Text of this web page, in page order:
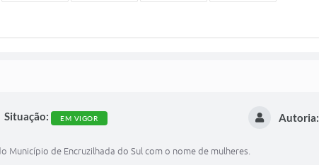
Situação: EM VIGOR Autoria:
de Encruzilhada do Sul com o nome de mulheres.